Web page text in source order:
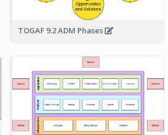
TOGAF 9.2 ADM Phases